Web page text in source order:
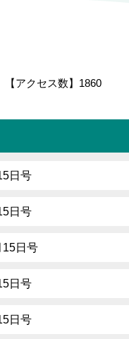
【アクセス数】 1860
日号
日号
15日号
日号
日号